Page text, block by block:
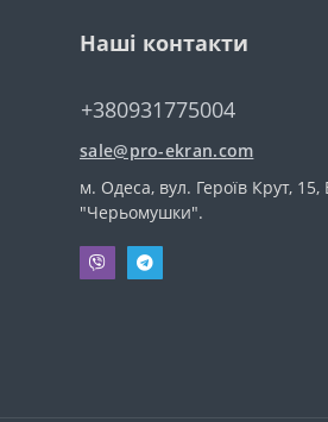
Наші контакти
+380931775004
sale@pro-ekran.com
м. Одеса, вул. Героїв Крут, 15,
"Черьомушки".